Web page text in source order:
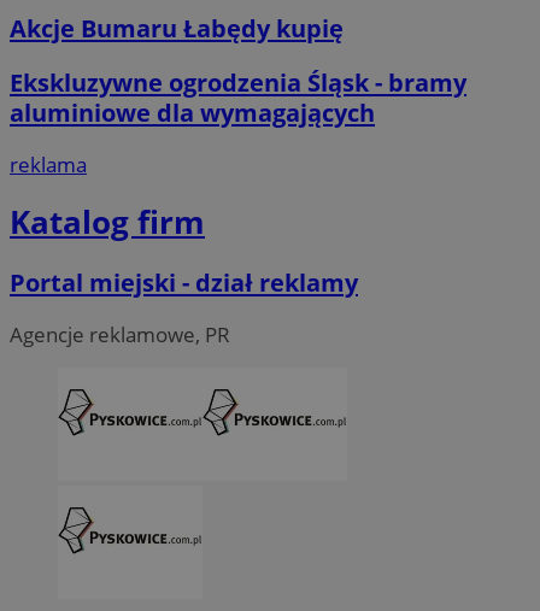
Akcje Bumaru Łabędy kupię
Ekskluzywne ogrodzenia Śląsk - bramy
aluminiowe dla wymagających
reklama
Katalog firm
Portal miejski - dział reklamy
Agencje reklamowe, PR